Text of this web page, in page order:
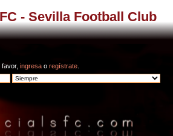
- Sevilla Football Club
favor, ingresa o regístrate